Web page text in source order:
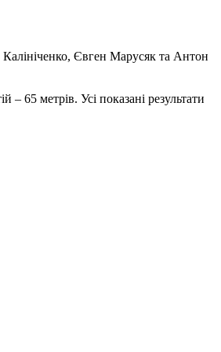
Калініченко, Євген Марусяк та Антон
65 метрів. Усі показані результати